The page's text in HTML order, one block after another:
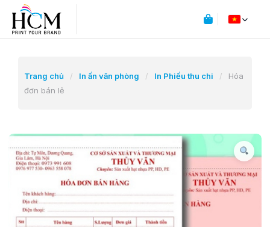
Trang chủ / In ấn văn phòng / In Phiếu thu chi /
Hóa
đơn bán lẻ